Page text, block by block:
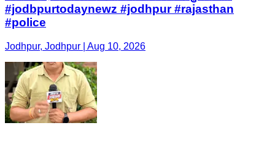
#jodbpurtodaynewz #jodhpur #rajasthan
#police
Jodhpur, Jodhpur | Aug 10, 2026